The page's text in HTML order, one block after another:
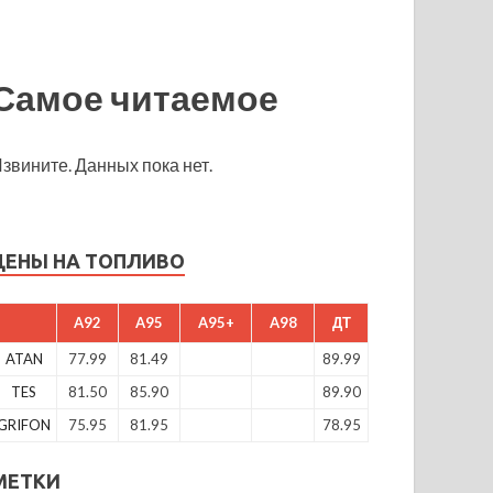
читаемое
Данных пока нет.
НА ТОПЛИВО
A92 A95 A95+ A98 ДТ
ATAN 77.99 81.49
89.99
TES
81.50 85.90
89.90
75.95 81.95 78.95